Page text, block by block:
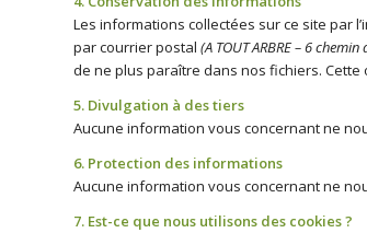
Les informations collectées sur ce site par
par courrier postal (A TOUT ARBRE – 6
de ne plus paraître dans nos fichiers.
5. Divulgation à des tiers
Aucune information vous concernant ne
6. Protection des informations
Aucune information vous concernant ne
7. Est-ce que nous utilisons des cookies ?